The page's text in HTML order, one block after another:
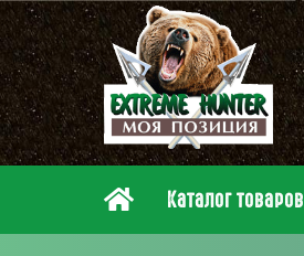
Каталог товаров